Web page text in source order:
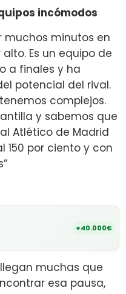
incómodos
muchos minutos en
Es un equipo de
a finales y ha
potencial del rival.
complejos.
y sabemos que
Atlético de Madrid
150 por ciento y con
+40.000€
llegan muchas que
esa pausa,